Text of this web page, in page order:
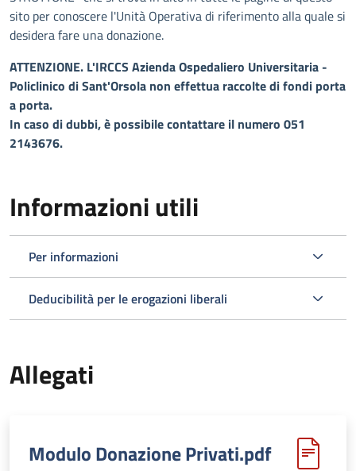
sito per conoscere l'Unità Operativa di riferimento alla quale si
desidera fare una donazione.
ATTENZIONE. L'IRCCS Azienda Ospedaliero Universitaria -
Policlinico di Sant'Orsola non effettua raccolte di fondi porta
a porta.
In caso di dubbi, è possibile contattare il numero 051
2143676.
Informazioni utili
Per informazioni
Deducibilità per le erogazioni liberali
Allegati
Modulo Donazione Privati.pdf